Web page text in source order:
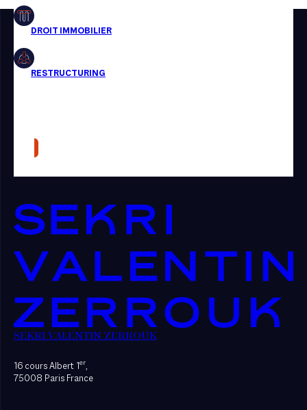
Restructuring
Presse
SEKRI VALENTIN ZERROUK
16 cours Albert 1er,
75008 Paris France